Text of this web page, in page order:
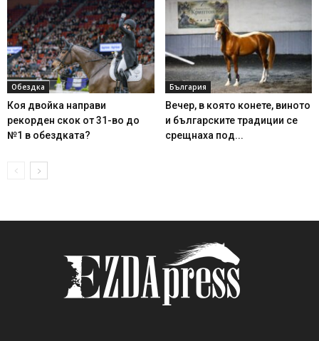
Обездка
Коя двойка направи
рекорден скок от 31-во до
№1 в обездката?
България
Вечер, в която конете, виното
и българските традиции се
срещнаха под...